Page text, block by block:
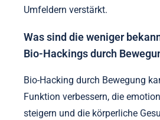
Umfeldern verstärkt.
Was sind die weniger
Bio-Hackings durch
Bio-Hacking durch Bewegung
Funktion verbessern, die
steigern und die körperliche